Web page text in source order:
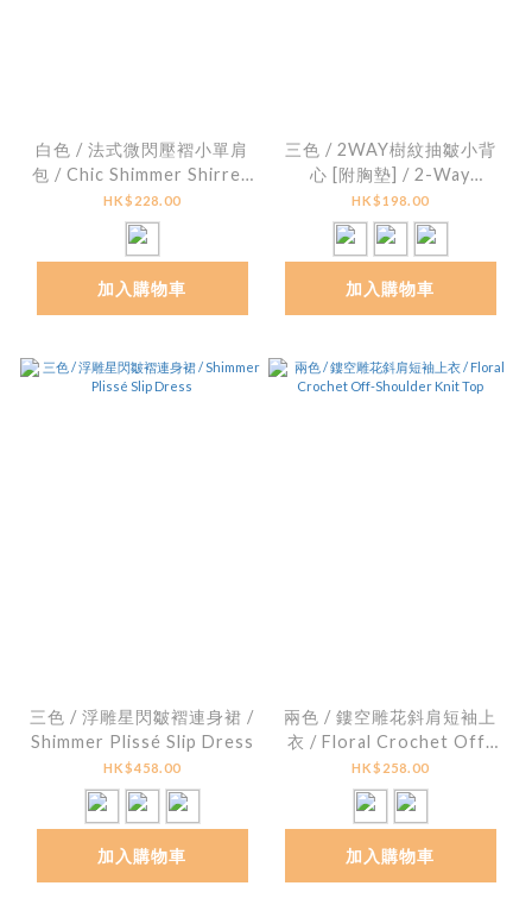
白色 / 法式微閃壓褶小單肩
包 / Chic Shimmer Shirred
Shoulder Bag
HK$228.00
加入購物車
三色 / 2WAY樹紋抽皺小背
心 [附胸墊] / 2-Way
Crinkled Smocked Bra
Top [With Bra Pads]
HK$198.00
加入購物車
三色 / 浮雕星閃皺褶連身裙 /
Shimmer Plissé Slip Dress
HK$458.00
加入購物車
兩色 / 鏤空雕花斜肩短袖上
衣 / Floral Crochet Off-
Shoulder Knit Top
HK$258.00
加入購物車